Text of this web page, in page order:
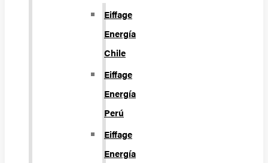
Eiffage
Energía
Chile
Eiffage
Energía
Perú
Eiffage
Energía